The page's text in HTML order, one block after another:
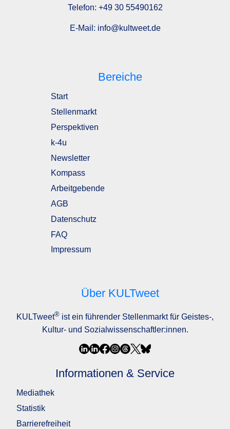
Telefon: +49 30 55490162
E-Mail: info@kultweet.de
Bereiche
Start
Stellenmarkt
Perspektiven
k-4u
Newsletter
Kompass
Arbeitgebende
AGB
Datenschutz
FAQ
Impressum
Über KULTweet
KULTweet® ist ein führender Stellenmarkt für Geistes-,
Kultur- und Sozialwissenschaftler:innen.
Informationen & Service
Mediathek
Statistik
Barrierefreiheit